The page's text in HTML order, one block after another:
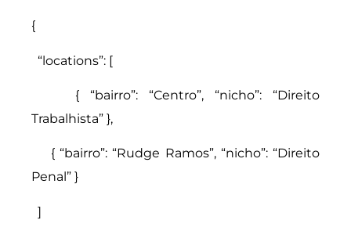
{
“locations”: [
{ “bairro”: “Centro”, “nicho”: “Direito
Trabalhista” },
{ “bairro”: “Rudge Ramos”, “nicho”: “Direito
Penal” }
]